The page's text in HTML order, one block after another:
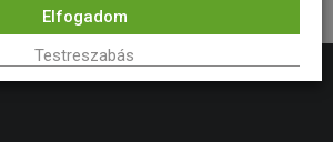
Testreszabás
Elfogadom